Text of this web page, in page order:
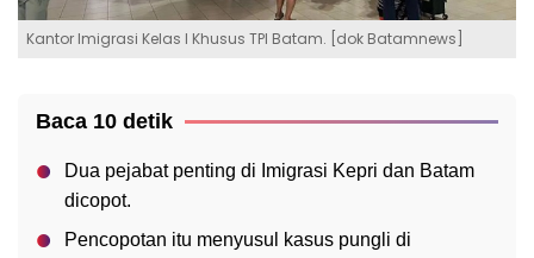
Kantor Imigrasi Kelas I Khusus TPI Batam. [dok Batamnews]
Baca 10 detik
Dua pejabat penting di Imigrasi Kepri dan Batam
dicopot.
Pencopotan itu menyusul kasus pungli di